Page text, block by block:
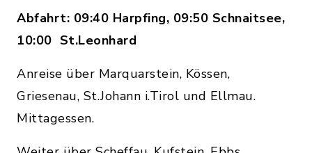
Abfahrt: 09:40 Harpfing, 09:50 Schnaitsee,
10:00 St.Leonhard
Anreise über Marquarstein, Kössen,
Griesenau, St.Johann i.Tirol und Ellmau.
Mittagessen.